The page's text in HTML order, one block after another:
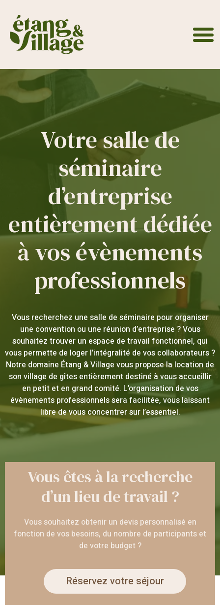
Votre salle de
séminaire
d’entreprise
entièrement dédiée
à vos évènements
professionnels
Vous recherchez une salle de séminaire pour organiser
une convention ou une réunion d’entreprise ? Vous
souhaitez trouver un espace de travail fonctionnel, qui
vous permette de loger l’intégralité de vos collaborateurs ?
Notre domaine Étang & Village vous propose la location de
son village de gîtes entièrement destiné à vous accueillir
en petit et en grand comité. L’organisation de vos
évènements professionnels sera facilitée, vous laissant
libre de vous concentrer sur l’essentiel.
Vous êtes à la recherche
d’un lieu de travail ?
Vous souhaitez obtenir un devis personnalisé en
fonction de vos besoins, du nombre de participants et
de votre budget ?
Réservez votre séjour